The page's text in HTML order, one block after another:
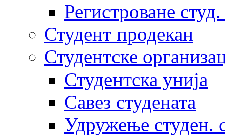
Регистроване
Студент продекан
Студентске
Студентска унија
Савез студената
Удружење студен.